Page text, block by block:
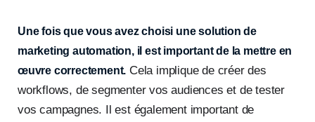
Une fois que vous avez choisi une solution de
marketing automation, il est important de la mettre en
œuvre correctement. Cela implique de créer des
workflows, de segmenter vos audiences et de tester
vos campagnes. Il est également important de